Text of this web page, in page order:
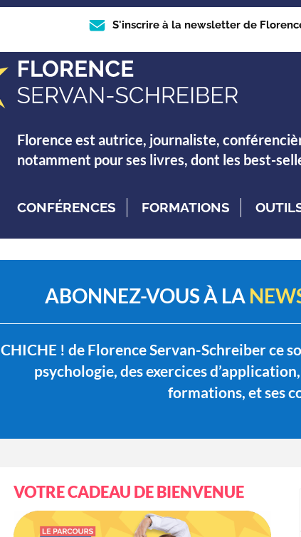
S'inscrire à la newsletter de
Florence est autrice, journaliste,
notamment pour ses livres, dont les best-
CONFÉRENCES FORMATIONS
ABONNEZ-VOUSÀ LA
CHICHE ! de Florence Servan-Schreiber ce
psychologie, des exercices
formations, et ses
VOTRE CADEAU DE BIENVENUE